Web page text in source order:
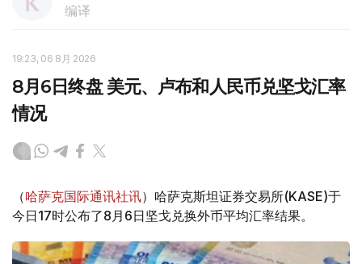
编译
19:23, 06 8月 2026
8月6日终盘 美元、卢布和人民币兑坚戈汇率
情况
（哈萨克国际通讯社讯）哈萨克斯坦证券交易所(KASE)于
今日17时公布了8月6日坚戈兑换外币平均汇率结果。